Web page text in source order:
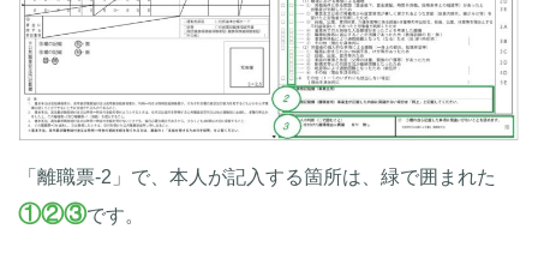
「離職票-2」で、本人が記入する箇所は、緑で囲まれた
①②③です。